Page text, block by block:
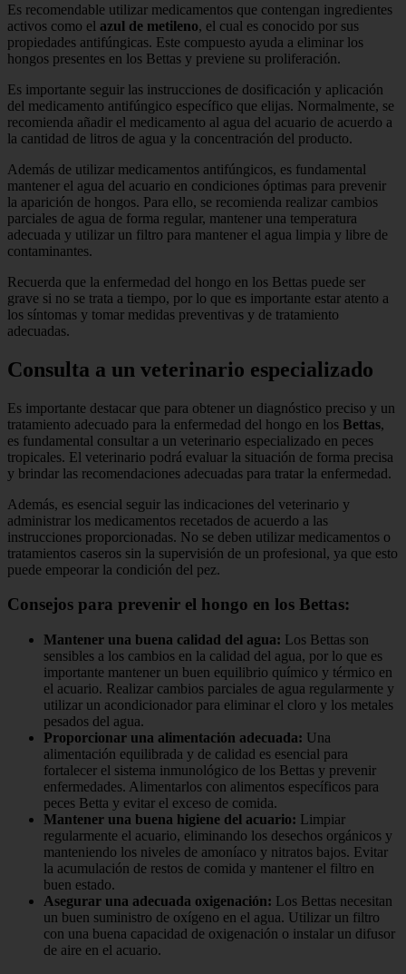
Es recomendable utilizar medicamentos que contengan ingredientes
activos como el azul de metileno, el cual es conocido por sus
propiedades antifúngicas. Este compuesto ayuda a eliminar los
hongos presentes en los Bettas y previene su proliferación.
Es importante seguir las instrucciones de dosificación y aplicación
del medicamento antifúngico específico que elijas. Normalmente, se
recomienda añadir el medicamento al agua del acuario de acuerdo a
la cantidad de litros de agua y la concentración del producto.
Además de utilizar medicamentos antifúngicos, es fundamental
mantener el agua del acuario en condiciones óptimas para prevenir
la aparición de hongos. Para ello, se recomienda realizar cambios
parciales de agua de forma regular, mantener una temperatura
adecuada y utilizar un filtro para mantener el agua limpia y libre de
contaminantes.
Recuerda que la enfermedad del hongo en los Bettas puede ser
grave si no se trata a tiempo, por lo que es importante estar atento a
los síntomas y tomar medidas preventivas y de tratamiento
adecuadas.
Consulta a un veterinario especializado
Es importante destacar que para obtener un diagnóstico preciso y un
tratamiento adecuado para la enfermedad del hongo en los Bettas,
es fundamental consultar a un veterinario especializado en peces
tropicales. El veterinario podrá evaluar la situación de forma precisa
y brindar las recomendaciones adecuadas para tratar la enfermedad.
Además, es esencial seguir las indicaciones del veterinario y
administrar los medicamentos recetados de acuerdo a las
instrucciones proporcionadas. No se deben utilizar medicamentos o
tratamientos caseros sin la supervisión de un profesional, ya que esto
puede empeorar la condición del pez.
Consejos para prevenir el hongo en los Bettas:
Mantener una buena calidad del agua: Los Bettas son
sensibles a los cambios en la calidad del agua, por lo que es
importante mantener un buen equilibrio químico y térmico en
el acuario. Realizar cambios parciales de agua regularmente y
utilizar un acondicionador para eliminar el cloro y los metales
pesados del agua.
Proporcionar una alimentación adecuada: Una
alimentación equilibrada y de calidad es esencial para
fortalecer el sistema inmunológico de los Bettas y prevenir
enfermedades. Alimentarlos con alimentos específicos para
peces Betta y evitar el exceso de comida.
Mantener una buena higiene del acuario: Limpiar
regularmente el acuario, eliminando los desechos orgánicos y
manteniendo los niveles de amoníaco y nitratos bajos. Evitar
la acumulación de restos de comida y mantener el filtro en
buen estado.
Asegurar una adecuada oxigenación: Los Bettas necesitan
un buen suministro de oxígeno en el agua. Utilizar un filtro
con una buena capacidad de oxigenación o instalar un difusor
de aire en el acuario.